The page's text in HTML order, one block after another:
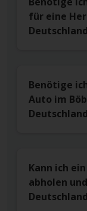
für eine
Benötige
Auto im
Deutschland
Kann ich
abholen